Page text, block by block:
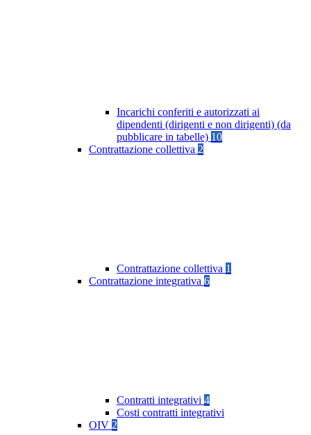
Incarichi conferiti e autorizzati ai
dipendenti (dirigenti e non dirigenti) (da
pubblicare in tabelle) 10
Contrattazione collettiva 2
Contrattazione collettiva 1
Contrattazione integrativa 6
Contratti integrativi 4
Costi contratti integrativi
OIV 2